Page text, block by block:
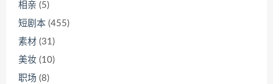
相亲 (5)
短剧本 (455)
素材 (31)
美妆 (10)
职场 (8)